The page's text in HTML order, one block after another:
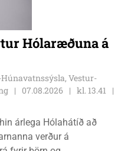
Hólaræðuna á
Vestur-
07.08.2026
kl. 13.41
árlega Hólahátíð að
verður á